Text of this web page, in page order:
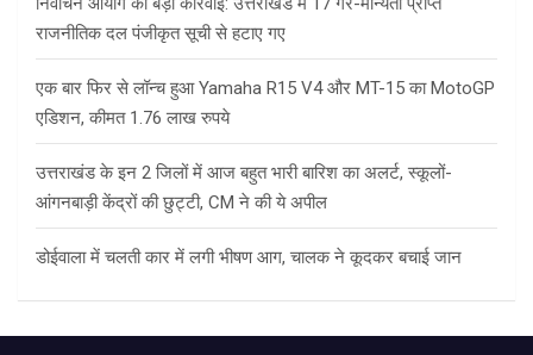
राजनीतिक दल पंजीकृत सूची से हटाए गए
एक बार फिर से लॉन्च हुआ Yamaha R15 V4 और MT-15 का MotoGP
एडिशन, कीमत 1.76 लाख रुपये
उत्तराखंड के इन 2 जिलों में आज बहुत भारी बारिश का अलर्ट, स्कूलों-
आंगनबाड़ी केंद्रों की छुट्टी, CM ने की ये अपील
डोईवाला में चलती कार में लगी भीषण आग, चालक ने कूदकर बचाई जान